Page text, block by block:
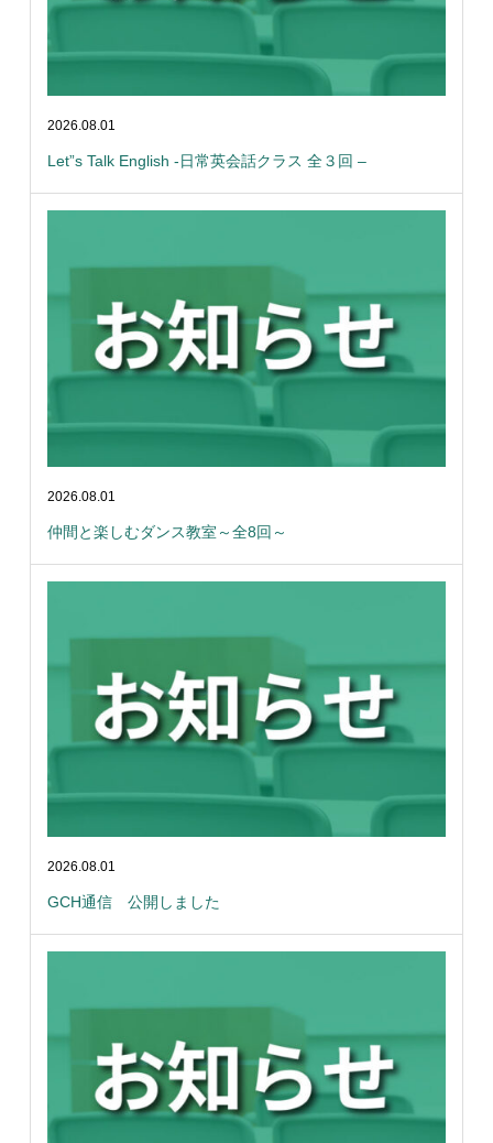
2026.08.01
Let”s Talk English -日常英会話クラス 全３回 –
2026.08.01
仲間と楽しむダンス教室～全8回～
2026.08.01
GCH通信 公開しました